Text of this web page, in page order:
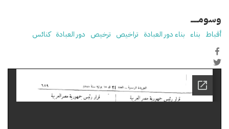
وسومـــــ
أقباط بناء بناء دور العبادة تراخيص ترخيص دور العبادة كنائس